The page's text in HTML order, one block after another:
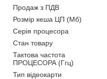
Продаж з ПДВ
Розмір кеша ЦП (Мб)
Серія процесора
Стан товару
Тактова частота
ПРОЦЕСОРА (Ггц)
Тип відеокарти